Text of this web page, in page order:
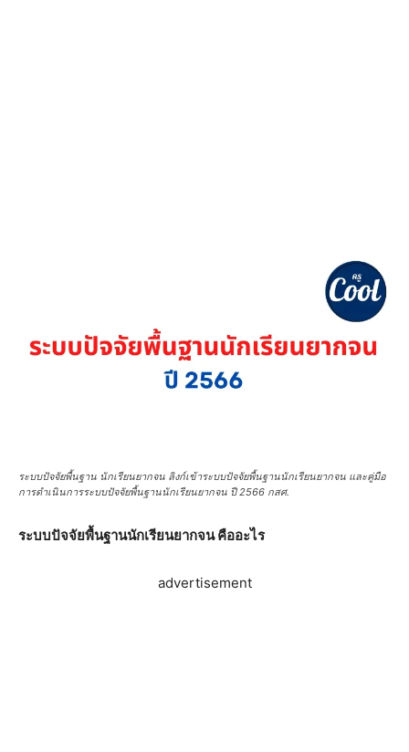
ระบบปัจจัยพื้นฐาน นักเรียนยากจน ลิงก์เข้าระบบปัจจัยพื้นฐานนักเรียนยากจน และคู่มือ
การดำเนินการระบบปัจจัยพื้นฐานนักเรียนยากจน ปี 2566 กสศ.
ระบบปัจจัยพื้นฐานนักเรียนยากจน คืออะไร
advertisement